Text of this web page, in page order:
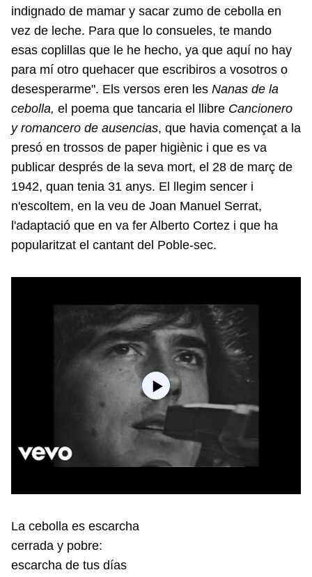
indignado de mamar y sacar zumo de cebolla en
vez de leche. Para que lo consueles, te mando
esas coplillas que le he hecho, ya que aquí no hay
para mí otro quehacer que escribiros a vosotros o
desesperarme". Els versos eren les Nanas de la
cebolla, el poema que tancaria el llibre Cancionero
y romancero de ausencias, que havia començat a la
presó en trossos de paper higiènic i que es va
publicar després de la seva mort, el 28 de març de
1942, quan tenia 31 anys. El llegim sencer i
n'escoltem, en la veu de Joan Manuel Serrat,
l'adaptació que en va fer Alberto Cortez i que ha
popularitzat el cantant del Poble-sec.
La cebolla es escarcha
cerrada y pobre:
escarcha de tus días